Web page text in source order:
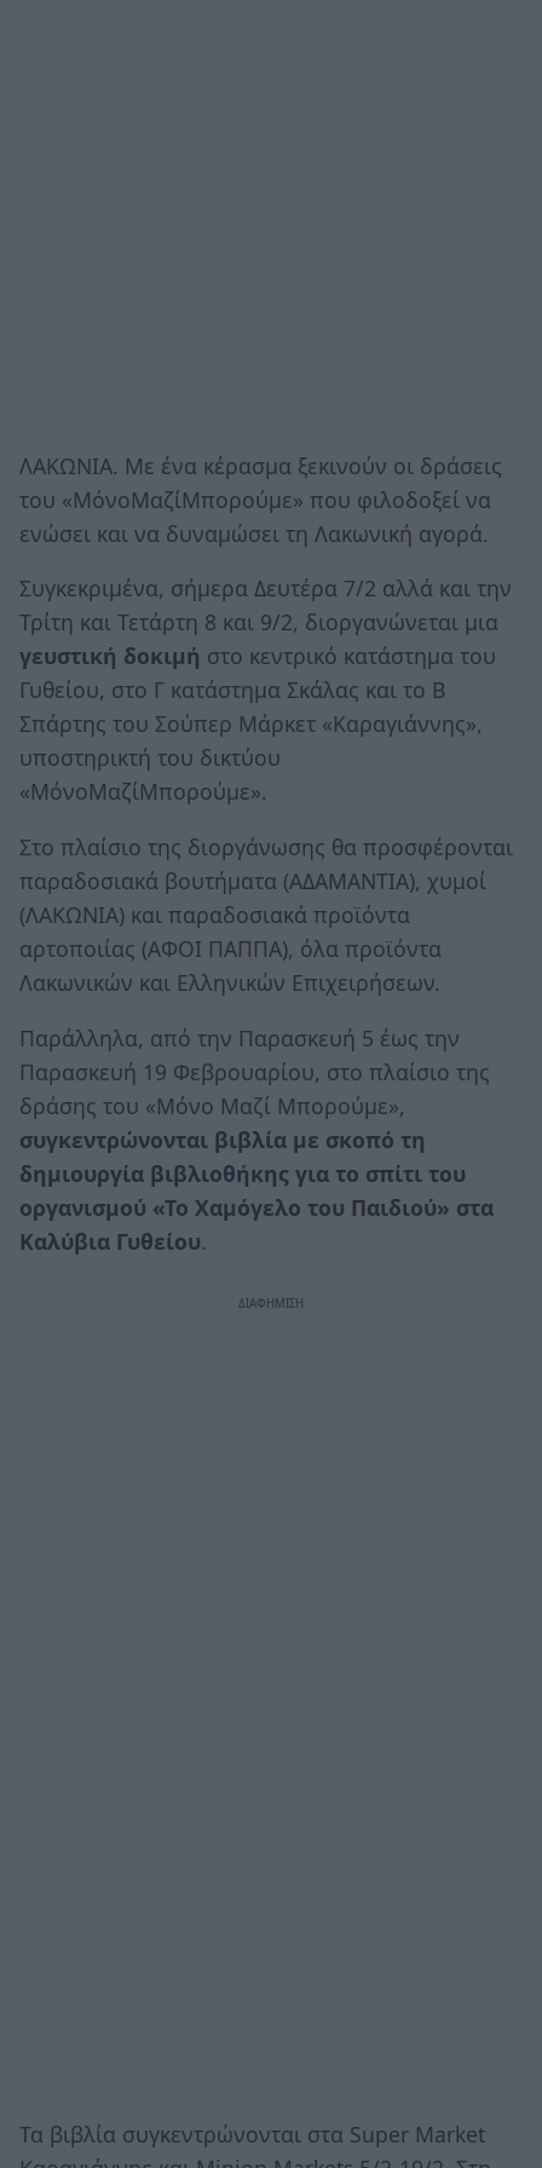
ΛΑΚΩΝΙΑ. Με ένα κέρασμα ξεκινούν οι δράσεις
του «ΜόνοΜαζίΜπορούμε» που φιλοδοξεί να
ενώσει και να δυναμώσει τη Λακωνική αγορά.
Συγκεκριμένα, σήμερα Δευτέρα 7/2 αλλά και την
Τρίτη και Τετάρτη 8 και 9/2, διοργανώνεται μια
γευστική δοκιμή στο κεντρικό κατάστημα του
Γυθείου, στο Γ κατάστημα Σκάλας και το Β
Σπάρτης του Σούπερ Μάρκετ «Καραγιάννης»,
υποστηρικτή του δικτύου
«ΜόνοΜαζίΜπορούμε».
Στο πλαίσιο της διοργάνωσης θα προσφέρονται
παραδοσιακά βουτήματα (ΑΔΑΜΑΝΤΙΑ), χυμοί
(ΛΑΚΩΝΙΑ) και παραδοσιακά προϊόντα
αρτοποιίας (ΑΦΟΙ ΠΑΠΠΑ), όλα προϊόντα
Λακωνικών και Ελληνικών Επιχειρήσεων.
Παράλληλα, από την Παρασκευή 5 έως την
Παρασκευή 19 Φεβρουαρίου, στο πλαίσιο της
δράσης του «Μόνο Μαζί Μπορούμε»,
συγκεντρώνονται βιβλία με σκοπό τη
δημιουργία βιβλιοθήκης για το σπίτι του
οργανισμού «Το Χαμόγελο του Παιδιού» στα
Καλύβια Γυθείου.
Τα βιβλία συγκεντρώνονται στα Super Market